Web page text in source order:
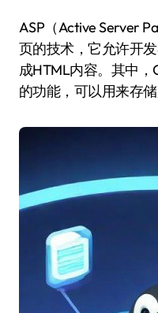
ASP（Active Server Pages）是一种用于创建动态网
页的技术，它允许开
成HTML内容。其中，
的功能，可以用来存储